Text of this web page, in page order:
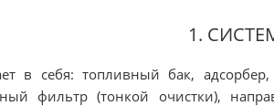
1.
в себя: топливный бак,
фильтр (тонкой очистки),